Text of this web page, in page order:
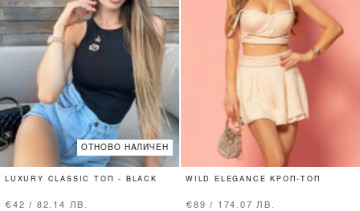
ОТНОВО НАЛИЧЕН
LUXURY CLASSIC ТОП - BLACK
€42 / 82.14 ЛВ.
WILD ELEGANCE КРОП-ТОП
€89 / 174.07 ЛВ.